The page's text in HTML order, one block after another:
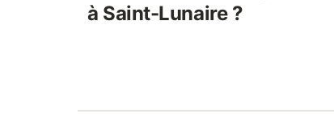
à Saint-Lunaire ?